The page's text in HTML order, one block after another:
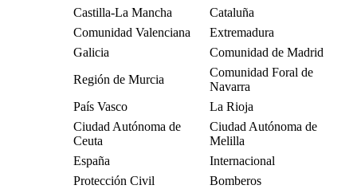
Castilla-La Mancha
Cataluña
Comunidad Valenciana
Extremadura
Galicia
Comunidad de Madrid
Región de Murcia
Comunidad Foral de
Navarra
País Vasco
La Rioja
Ciudad Autónoma de
Ceuta
Ciudad Autónoma de
Melilla
España
Internacional
Protección Civil
Bomberos